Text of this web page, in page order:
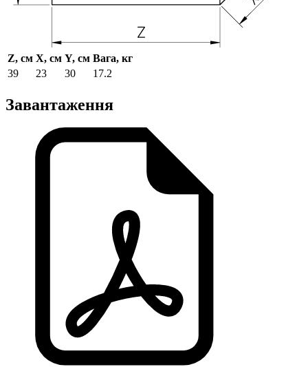
Z, см X, см Y, см Вага, кг
39
23 30 17.2
Завантаження